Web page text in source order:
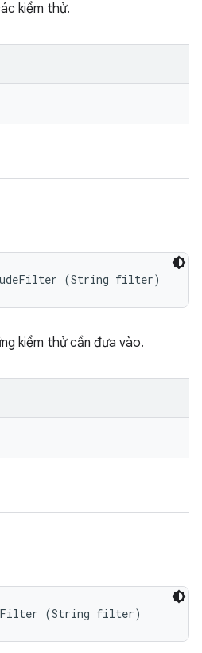
kiểm thử.
(String filter)
kiểm thử cần đưa vào.
(String filter)